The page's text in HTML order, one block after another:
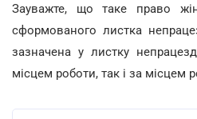
Зауважте, що таке право
сформованого листка
зазначена у листку
місцем роботи, так і за місцем